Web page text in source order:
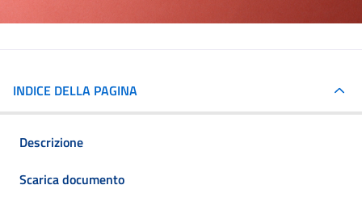
INDICE DELLA PAGINA
Descrizione
Scarica documento